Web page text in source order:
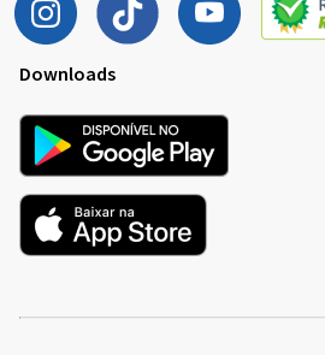
Downloads